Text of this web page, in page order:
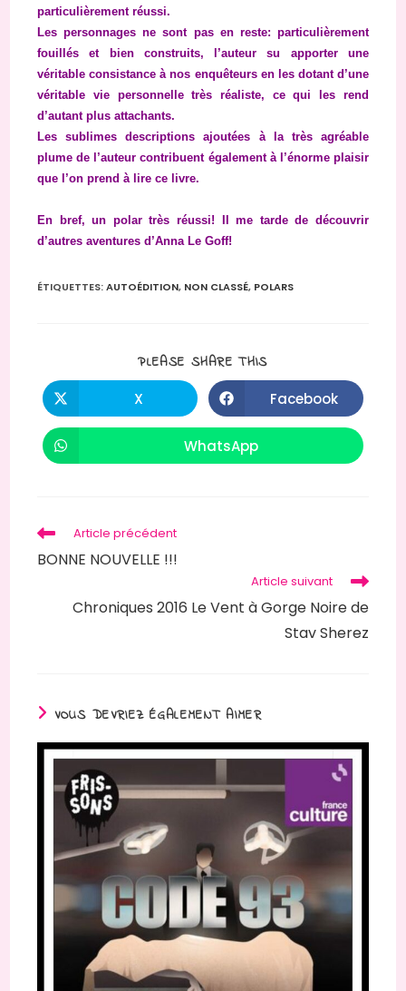
particulièrement réussi.
Les personnages ne sont pas en reste: particulièrement
fouillés et bien construits, l’auteur su apporter une
véritable consistance à nos enquêteurs en les dotant d’une
véritable vie personnelle très réaliste, ce qui les rend
d’autant plus attachants.
Les sublimes descriptions ajoutées à la très agréable
plume de l’auteur contribuent également à l’énorme plaisir
que l’on prend à lire ce livre.
En bref, un polar très réussi! Il me tarde de découvrir
d’autres aventures d’Anna Le Goff!
ÉTIQUETTES:AUTOÉDITION, NON CLASSÉ, POLARS
PLEASE SHARE THISPARTAGER
Ouvrir
dans
une
X Ouvrir
dans
une
Facebook
Ouvrir
dans
WhatsApp
Read
more
articles
Article précédent
BONNE NOUVELLE !!!
Article suivant
Chroniques 2016 Le Vent à Gorge Noire de
Stav Sherez
VOUS DEVRIEZ ÉGALEMENT AIMER